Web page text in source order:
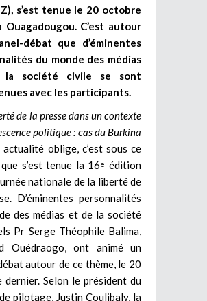
s’est tenue le 20 octobre
Ouagadougou. C’est autour
débat que d’éminentes
du monde des médias
société civile se sont
avec les participants.
de la presse dans un contexte
politique : cas du Burkina
actualité oblige, c’est sous ce
s’est tenue la 16e édition
nationale de la liberté de
D’éminentes personnalités
des médias et de la société
Pr Serge Théophile Balima,
Ouédraogo, ont animé un
autour de ce thème, le 20
dernier. Selon le président du
pilotage, Justin Coulibaly, la